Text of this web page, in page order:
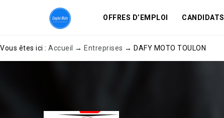
OFFRES D’EMPLOI CANDIDATS
Vous êtes ici : Accueil → Entreprises → DAFY MOTO TOULON